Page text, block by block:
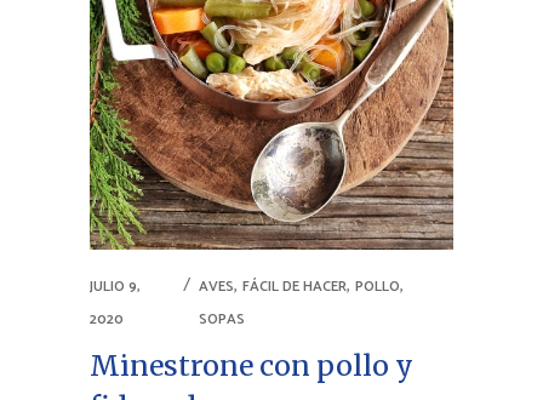
JULIO 9,
2020
AVES,FÁCIL DE HACER,POLLO,
SOPAS
Minestrone con pollo y